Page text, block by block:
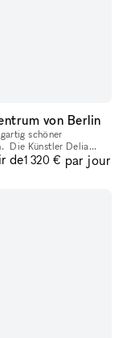
von Berlin
schöner
Die Künstler Delia
an dem unve
de1 320 € par jour